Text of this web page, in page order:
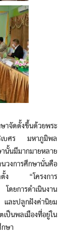
ตั้งขึ้นด้วยพระ
ธิเบศร มหาภูมิพล
นั้นมีมากมายหลาย
งการศึกษานั่นคือ
จัดตั้ง “โครงการ
ดยการดำเนินงาน
และปลูกฝังค่านิยม
นพลเมืองที่อยู่ใน
ษา